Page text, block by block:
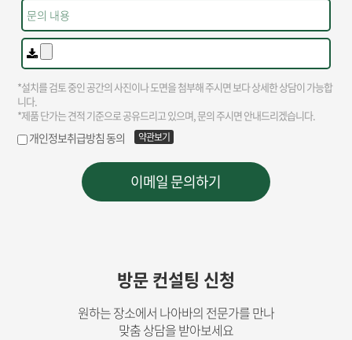
방문 컨설팅 신청
원하는 장소에서 나아바의 전문가를 만나
맞춤 상담을 받아보세요